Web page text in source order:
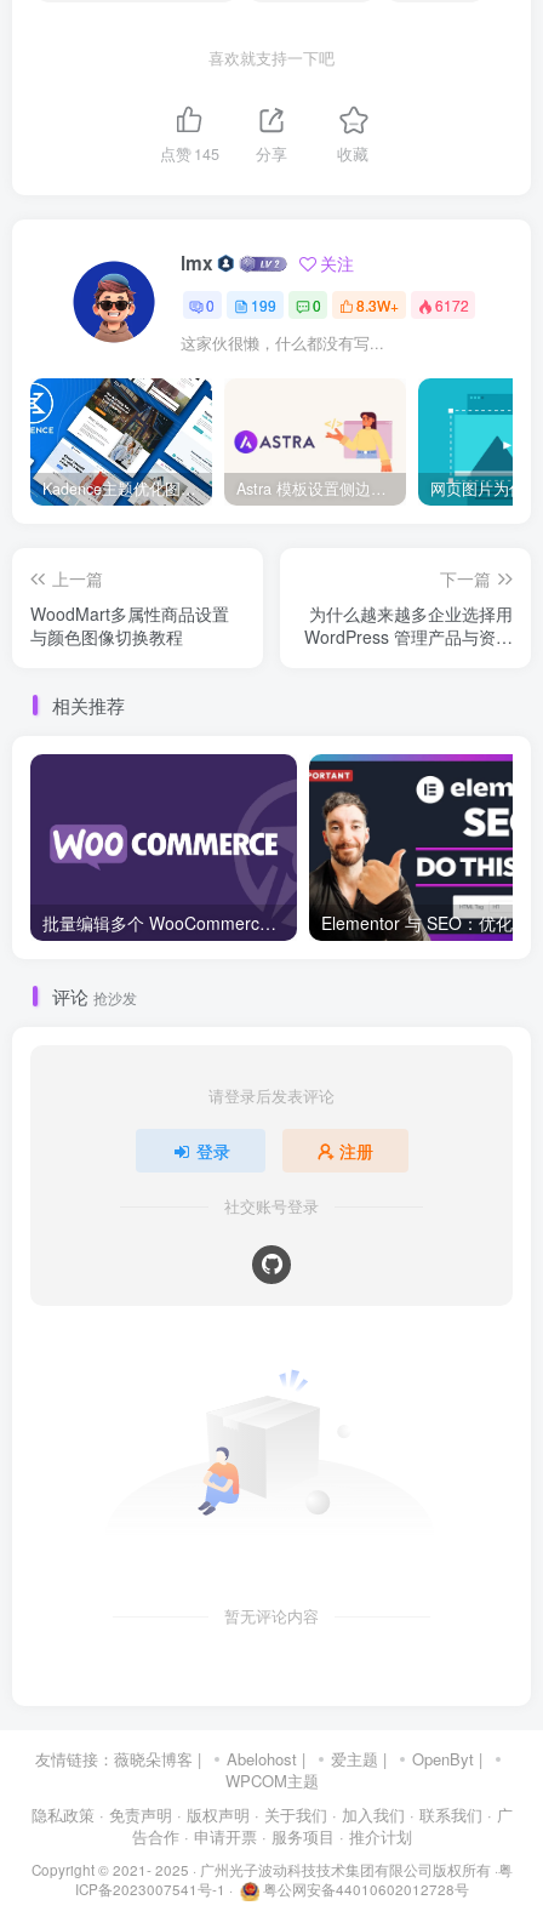
喜欢就支持一下吧
点赞145 分享 收藏
lmx 关注
0 199 0 8.3W+ 6172
这家伙很懒，什么都没有写...
Kadence主题优化图像加载速度完全指南：让你的站点快到超乎想象！ Astra 模板设置侧边栏与全宽页面切换
上一篇
WoodMart多属性商品设置
与颜色图像切换教程
下一篇
为什么越来越多企业选择用
WordPress 管理产品与资料
相关推荐
批量编辑多个 WooCommerce 产品变体价格的 2 个方法？
评论 抢沙发
请登录后发表评论
登录 注册
社交账号登录
暂无评论内容
友情链接： 薇晓朵博客 | Abelohost | 爱主题 | OpenByt |
WPCOM主题
隐私政策 · 免责声明 · 版权声明 · 关于我们 · 加入我们 · 联系我们 · 广
告合作 · 申请开票 · 服务项目 · 推介计划
Copyright © 2021- 2025 · 广州光子波动科技技术集团有限公司版权所有·粤
ICP备2023007541号-1 · 粤公网安备44010602012728号